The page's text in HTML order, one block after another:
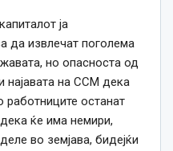
ја
да извлечат поголема
но опасноста од
најавата на ССМ дека
работниците останат
ќе има немири,
во земјава, бидејќи